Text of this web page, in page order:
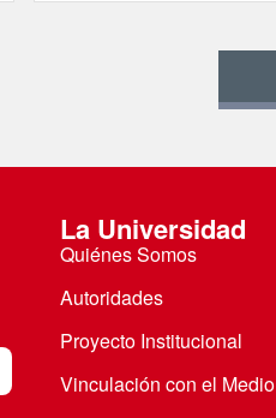
La Universidad
Quiénes Somos
Autoridades
Proyecto Institucional
Vinculación con el Medio